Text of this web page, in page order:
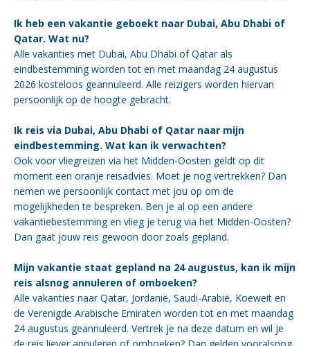
Ik heb een vakantie geboekt naar Dubai, Abu Dhabi of
Qatar. Wat nu?
Alle vakanties met Dubai, Abu Dhabi of Qatar als
eindbestemming worden tot en met maandag 24 augustus
2026 kosteloos geannuleerd. Alle reizigers worden hiervan
persoonlijk op de hoogte gebracht.
Ik reis via Dubai, Abu Dhabi of Qatar naar mijn
eindbestemming. Wat kan ik verwachten?
Ook voor vliegreizen via het Midden-Oosten geldt op dit
moment een oranje reisadvies. Moet je nog vertrekken? Dan
nemen we persoonlijk contact met jou op om de
mogelijkheden te bespreken. Ben je al op een andere
vakantiebestemming en vlieg je terug via het Midden-Oosten?
Dan gaat jouw reis gewoon door zoals gepland.
Mijn vakantie staat gepland na 24 augustus, kan ik mijn
reis alsnog annuleren of omboeken?
Alle vakanties naar Qatar, Jordanië, Saudi-Arabië, Koeweit en
de Verenigde Arabische Emiraten worden tot en met maandag
24 augustus geannuleerd. Vertrek je na deze datum en wil je